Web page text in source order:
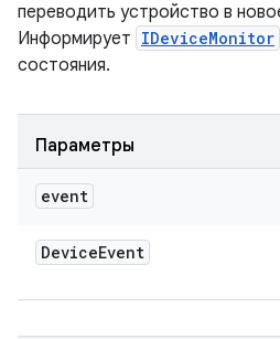
переводить устройство в
Информирует IDeviceMonitor
состояния.
Параметры
event
DeviceEvent